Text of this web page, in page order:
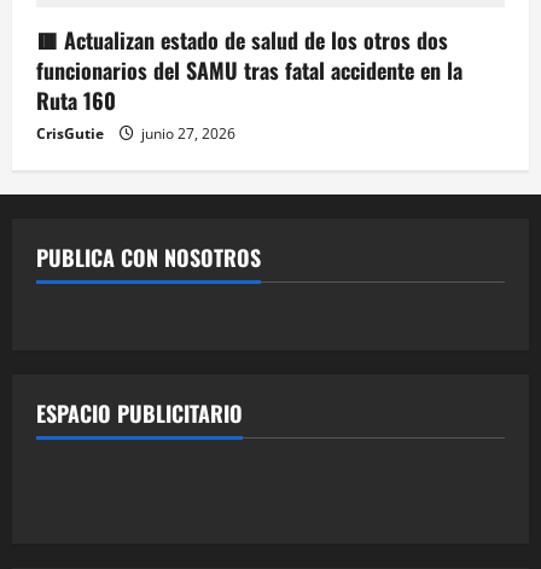
🟥 Actualizan estado de salud de los otros dos
funcionarios del SAMU tras fatal accidente en la
Ruta 160
CrisGutie junio 27, 2026
PUBLICA CON NOSOTROS
ESPACIO PUBLICITARIO